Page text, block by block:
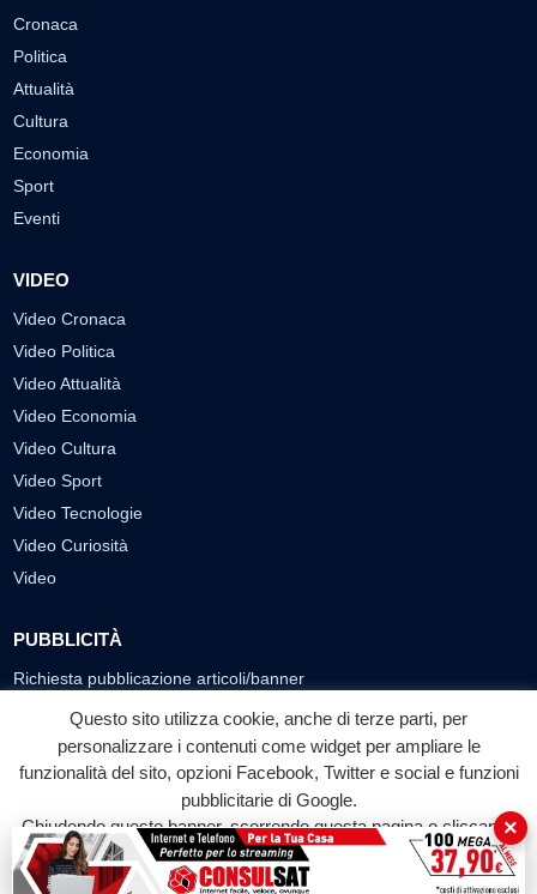
Cronaca
Politica
Attualità
Cultura
Economia
Sport
Eventi
VIDEO
Video Cronaca
Video Politica
Video Attualità
Video Economia
Video Cultura
Video Sport
Video Tecnologie
Video Curiosità
Video
PUBBLICITÀ
Richiesta pubblicazione articoli/banner
SEGUICI SUI SOCIAL
f
Facebook
◎ ▶
YouTube
© 2026 LABTV - Tutti i diritti riservati
Questo sito utilizza cookie, anche di terze parti, per
personalizzare i contenuti come widget per ampliare le
funzionalità del sito, opzioni Facebook, Twitter e social e funzioni
pubblicitarie di Google.
Chiudendo questo banner, scorrendo questa pagina o cliccando
su qualunque suo elemento acconsenti all'uso dei cookie.
×